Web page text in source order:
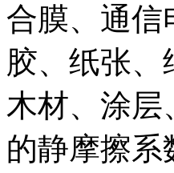
合膜、通信
胶、纸张
木材、涂层
的静摩擦